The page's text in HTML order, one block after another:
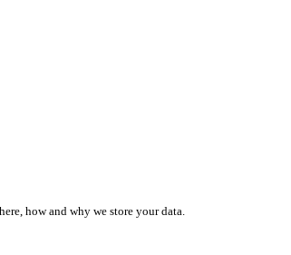
how and why we store your data.